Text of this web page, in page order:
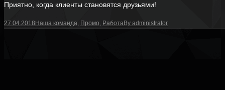
Приятно, когда клиенты становятся друзьями!
27.04.2018 Наша команда, Промо, РаботаBy administrator